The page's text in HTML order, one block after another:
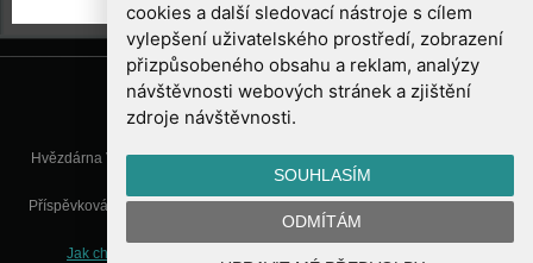
cookies a další sledovací nástroje s cílem
vylepšení uživatelského prostředí, zobrazení
přizpůsobeného obsahu a reklam, analýzy
návštěvnosti webových stránek a zjištění
zdroje návštěvnosti.
SOUHLASÍM
ODMÍTÁM
Hvězdárna Valašské Meziříčí, příspěvková organizace, Vsetínská 78, 757
01 Valašské Meziříčí
Příspěvková organizace Zlínského kraje. Telefon:571 611 928, Mobil:777
info@astrovm.cz
Jak chráníme Vaše osobní údaje